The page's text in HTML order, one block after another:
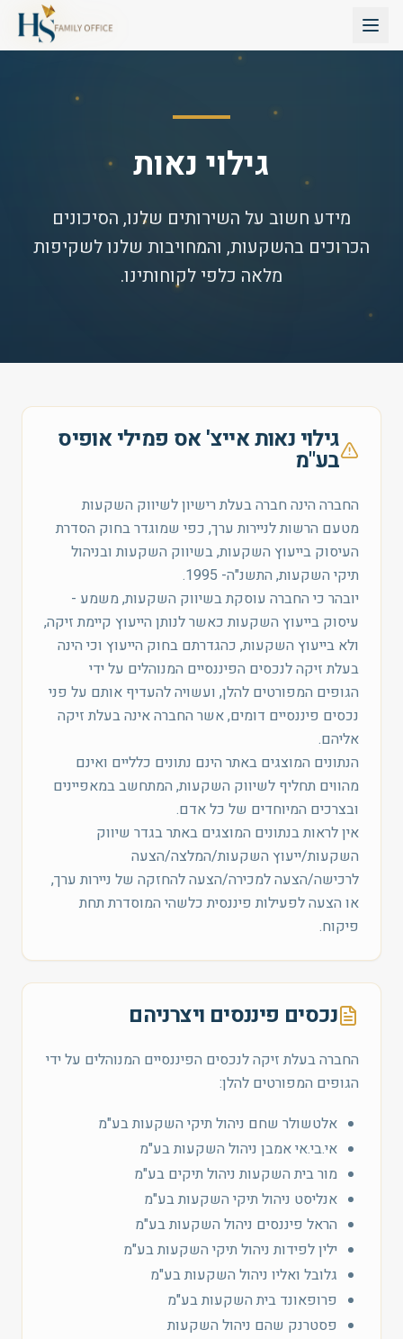
גילוי נאות
מידע חשוב על השירותים שלנו, הסיכונים
הכרוכים בהשקעות, והמחויבות שלנו לשקיפות
מלאה כלפי לקוחותינו.
גילוי נאות אייצ' אס פמילי אופיס
בע"מ
החברה הינה חברה בעלת רישיון לשיווק השקעות
מטעם הרשות לניירות ערך, כפי שמוגדר בחוק הסדרת
העיסוק בייעוץ השקעות, בשיווק השקעות ובניהול
תיקי השקעות, התשנ"ה- 1995.
יובהר כי החברה עוסקת בשיווק השקעות, משמע -
עיסוק בייעוץ השקעות כאשר לנותן הייעוץ קיימת זיקה,
ולא בייעוץ השקעות, כהגדרתם בחוק הייעוץ וכי הינה
בעלת זיקה לנכסים הפיננסיים המנוהלים על ידי
הגופים המפורטים להלן, ועשויה להעדיף אותם על פני
נכסים פיננסיים דומים, אשר החברה אינה בעלת זיקה
אליהם.
הנתונים המוצגים באתר הינם נתונים כלליים ואינם
מהווים תחליף לשיווק השקעות, המתחשב במאפיינים
ובצרכים המיוחדים של כל אדם.
אין לראות בנתונים המוצגים באתר בגדר שיווק
השקעות/ייעוץ השקעות/המלצה/הצעה
לרכישה/הצעה למכירה/הצעה להחזקה של ניירות ערך,
או הצעה לפעילות פיננסית כלשהי המוסדרת תחת
פיקוח.
נכסים פיננסים ויצרניהם
החברה בעלת זיקה לנכסים הפיננסיים המנוהלים על ידי
הגופים המפורטים להלן:
אלטשולר שחם ניהול תיקי השקעות בע"מ
אי.בי.אי אמבן ניהול השקעות בע"מ
מור בית השקעות ניהול תיקים בע"מ
אנליסט ניהול תיקי השקעות בע"מ
הראל פיננסים ניהול השקעות בע"מ
ילין לפידות ניהול תיקי השקעות בע"מ
גלובל ואליו ניהול השקעות בע"מ
פרופאונד בית השקעות בע"מ
פסטרנק שהם ניהול השקעות